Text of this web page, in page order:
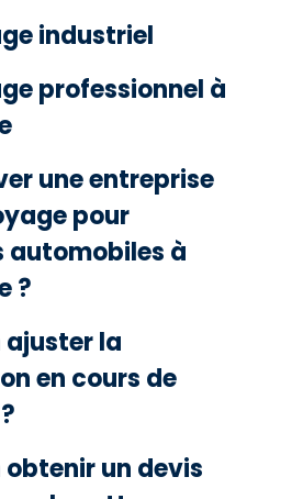
industriel
professionnel à
une entreprise
pour
automobiles à
?
la
en cours de
un devis